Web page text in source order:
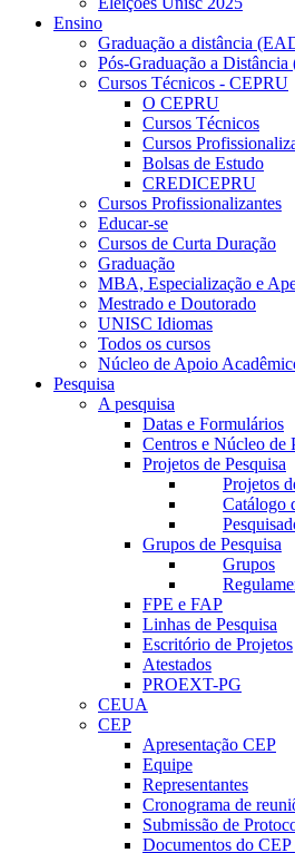
Ensino
Graduação a distância
Pós-Graduação a
Cursos Técnicos - CEPRU
O CEPRU
Cursos Técnicos
Cursos
Bolsas de Estudo
CREDICEPRU
Cursos Profissionalizantes
Educar-se
Cursos de Curta Duração
Graduação
MBA, Especialização e
Mestrado e Doutorado
UNISC Idiomas
Todos os cursos
Núcleo de Apoio
Pesquisa
A pesquisa
Datas e Formulários
Centros e Núcleo de
Projetos de Pesquisa
Projetos
Catálogo
Grupos de Pesquisa
Grupos
FPE e FAP
Linhas de Pesquisa
Escritório de Projetos
Atestados
PROEXT-PG
CEUA
CEP
Apresentação CEP
Equipe
Representantes
Cronograma de
Submissão de
Documentos do